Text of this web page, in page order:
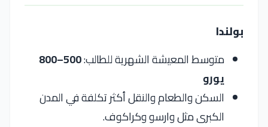
بولندا
متوسط المعيشة الشهرية للطالب:
500–800
يورو
السكن والطعام والنقل أكثر تكلفة في المدن
الكبرى مثل وارسو وكراكوف.